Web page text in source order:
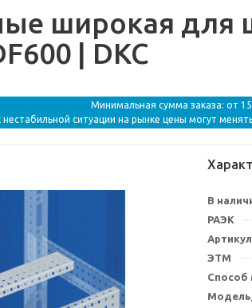
широкая для
| DKC
Минимальная сумма заказа: от
ситуации на рынке цены могут
В
РАЭК
Артикул
ЭТМ
Способ